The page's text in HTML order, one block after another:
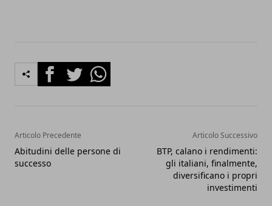
FacebookTwitterWhatsapp
Articolo Precedente
Abitudini delle persone di
successo
Articolo Successivo
BTP, calano i rendimenti:
gli italiani, finalmente,
diversificano i propri
investimenti